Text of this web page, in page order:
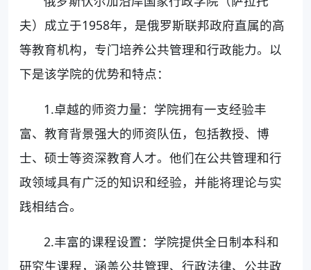
夫）成立于1958年，是俄罗斯联邦政府直属的高
等教育机构，专门培养公共管理和行政能力。以
下是该学院的优势和特点：
1.卓越的师资力量：学院拥有一支经验丰
富、教育背景强大的师资队伍，包括教授、博
士、硕士等资深教育人才。他们在公共管理和行
政领域具有广泛的知识和经验，并能将理论与实
践相结合。
2.丰富的课程设置：学院提供全日制本科和
研究生课程，涵盖公共管理、行政法律、公共政